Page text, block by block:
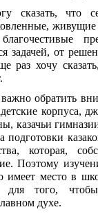
сказать, что
задачей, от
раз хочу
обратить
корпуса,
казачьи
подготовки
которая,
Поэтому
имеет место в
для того, чтобы
духе.